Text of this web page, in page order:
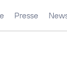
Presse